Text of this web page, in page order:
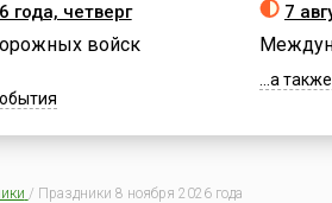
года, четверг
войск
7
...а
/ Праздники 8 ноября 2026 года